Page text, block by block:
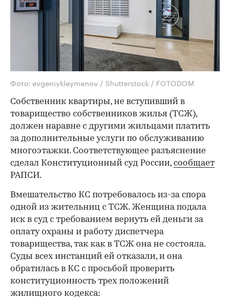
Фото: evgeniykleymenov / Shutterstock / FOTODOM
Собственник квартиры, не вступивший в
товарищество собственников жилья (ТСЖ),
должен наравне с другими жильцами платить
за дополнительные услуги по обслуживанию
многоэтажки. Соответствующее разъяснение
сделал Конституционный суд России,сообщает
РАПСИ.
Вмешательство КС потребовалось из-за спора
одной из жительниц с ТСЖ. Женщина подала
иск в суд с требованием вернуть ей деньги за
оплату охраны и работу диспетчера
товарищества, так как в ТСЖ она не состояла.
Суды всех инстанций ей отказали, и она
обратилась в КС с просьбой проверить
конституционность трех положений
жилищного кодекса: